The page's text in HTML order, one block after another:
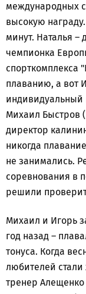
международных
высокую
минут. Наталья –
чемпионка
спорткомплекса
плаванию, а вот
индивидуальный
Михаил Быстров
директор
никогда
не занимались.
соревнования в
решили
Михаил и Игорь
год назад –
тонуса. Когда
любителей стали
тренер Алещенко